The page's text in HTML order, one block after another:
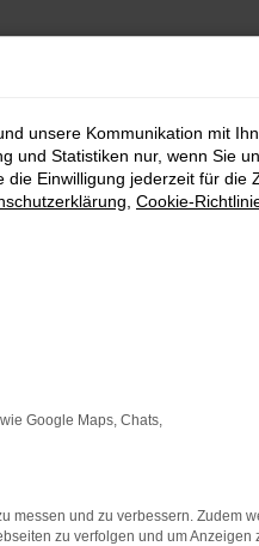
in einem anderen
nicht mehr unterstützt
unsere Kommunikation mit
und Statistiken nur, wenn Sie
Einwilligung jederzeit für die
Cookie-
Google Maps, Chats,
messen und zu verbessern. Zudem
zu verfolgen und um Anzeigen